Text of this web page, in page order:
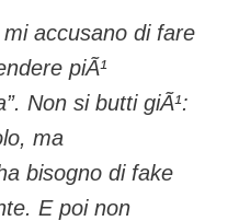
accusano di fare
piÃ¹
Non si butti giÃ¹:
ma
bisogno di fake
E poi non